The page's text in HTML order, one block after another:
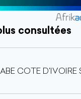
consultées
COTE D'IVOIRE